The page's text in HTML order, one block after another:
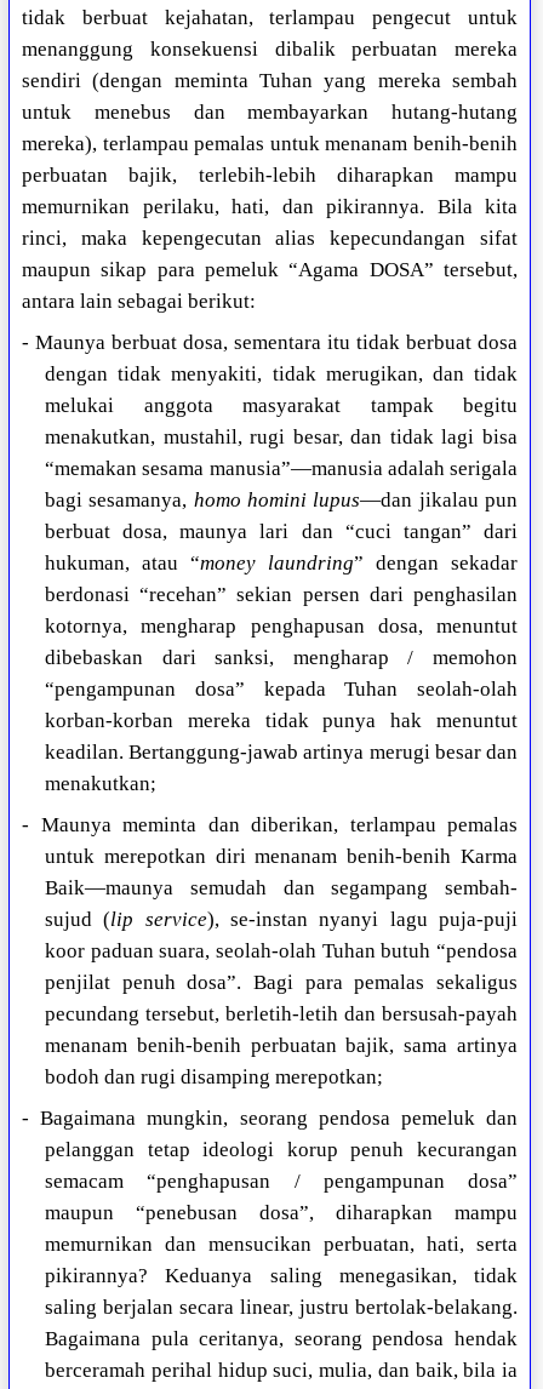
tidak berbuat kejahatan, terlampau pengecut untuk
menanggung konsekuensi dibalik perbuatan mereka
sendiri (dengan meminta Tuhan yang mereka sembah
untuk menebus dan membayarkan hutang-hutang
mereka), terlampau pemalas untuk menanam benih-benih
perbuatan bajik, terlebih-lebih diharapkan mampu
memurnikan perilaku, hati, dan pikirannya. Bila kita
rinci, maka kepengecutan alias kepecundangan sifat
maupun sikap para pemeluk “Agama DOSA” tersebut,
antara lain sebagai berikut:
- Maunya berbuat dosa, sementara itu tidak berbuat dosa
dengan tidak menyakiti, tidak merugikan, dan tidak
melukai anggota masyarakat tampak begitu
menakutkan, mustahil, rugi besar, dan tidak lagi bisa
“memakan sesama manusia”—manusia adalah serigala
bagi sesamanya, homo homini lupus—dan jikalau pun
berbuat dosa, maunya lari dan “cuci tangan” dari
hukuman, atau “money laundring” dengan sekadar
berdonasi “recehan” sekian persen dari penghasilan
kotornya, mengharap penghapusan dosa, menuntut
dibebaskan dari sanksi, mengharap / memohon
“pengampunan dosa” kepada Tuhan seolah-olah
korban-korban mereka tidak punya hak menuntut
keadilan. Bertanggung-jawab artinya merugi besar dan
menakutkan;
- Maunya meminta dan diberikan, terlampau pemalas
untuk merepotkan diri menanam benih-benih Karma
Baik—maunya semudah dan segampang sembah-
sujud (lip service), se-instan nyanyi lagu puja-puji
koor paduan suara, seolah-olah Tuhan butuh “pendosa
penjilat penuh dosa”. Bagi para pemalas sekaligus
pecundang tersebut, berletih-letih dan bersusah-payah
menanam benih-benih perbuatan bajik, sama artinya
bodoh dan rugi disamping merepotkan;
- Bagaimana mungkin, seorang pendosa pemeluk dan
pelanggan tetap ideologi korup penuh kecurangan
semacam “penghapusan / pengampunan dosa”
maupun “penebusan dosa”, diharapkan mampu
memurnikan dan mensucikan perbuatan, hati, serta
pikirannya? Keduanya saling menegasikan, tidak
saling berjalan secara linear, justru bertolak-belakang.
Bagaimana pula ceritanya, seorang pendosa hendak
berceramah perihal hidup suci, mulia, dan baik, bila ia